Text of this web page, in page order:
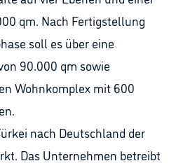
qm. Nach Fertigstellung
soll es über eine
90.000 qm sowie
Wohnkomplex mit 600
nach Deutschland der
Das Unternehmen betreibt